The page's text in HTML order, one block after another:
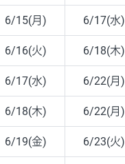
6/15(月) 6/17(水)
6/16(火) 6/18(木)
6/17(水) 6/22(月)
6/18(木) 6/22(月)
6/19(金) 6/23(火)